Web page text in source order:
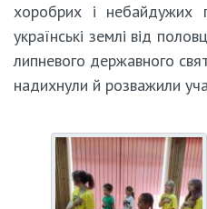
хоробрих і небайдужих
українські землі від
липневого державного
надихнули й розважили